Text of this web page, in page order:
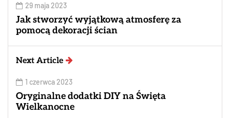
29 maja 2023
Jak stworzyć wyjątkową atmosferę za
pomocą dekoracji ścian
Next Article
1 czerwca 2023
Oryginalne dodatki DIY na Święta
Wielkanocne